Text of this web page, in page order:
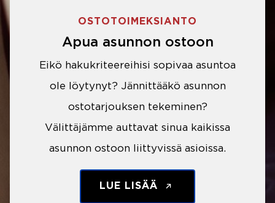
OSTOTOIMEKSIANTO
Apua asunnon ostoon
Eikö hakukriteereihisi sopivaa asuntoa
ole löytynyt? Jännittääkö asunnon
ostotarjouksen tekeminen?
Välittäjämme auttavat sinua kaikissa
asunnon ostoon liittyvissä asioissa.
LUE LISÄÄ